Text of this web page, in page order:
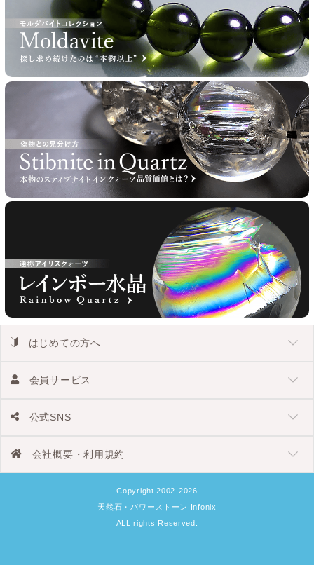
はじめての方へ
会員サービス
公式SNS
会社概要・利用規約
Copyright 2002-2026
天然石・パワーストーン Infonix
ALL rights Reserved.